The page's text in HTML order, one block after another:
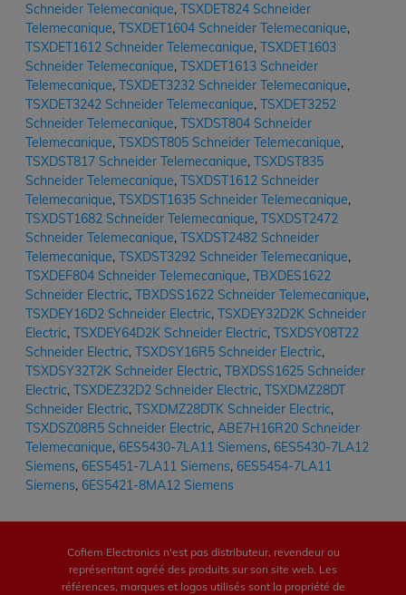
Schneider Telemecanique, TSXDET824 Schneider
Telemecanique, TSXDET1604 Schneider Telemecanique,
TSXDET1612 Schneider Telemecanique, TSXDET1603
Schneider Telemecanique, TSXDET1613 Schneider
Telemecanique, TSXDET3232 Schneider Telemecanique,
TSXDET3242 Schneider Telemecanique, TSXDET3252
Schneider Telemecanique, TSXDST804 Schneider
Telemecanique, TSXDST805 Schneider Telemecanique,
TSXDST817 Schneider Telemecanique, TSXDST835
Schneider Telemecanique, TSXDST1612 Schneider
Telemecanique, TSXDST1635 Schneider Telemecanique,
TSXDST1682 Schneider Telemecanique, TSXDST2472
Schneider Telemecanique, TSXDST2482 Schneider
Telemecanique, TSXDST3292 Schneider Telemecanique,
TSXDEF804 Schneider Telemecanique, TBXDES1622
Schneider Electric, TBXDSS1622 Schneider Telemecanique,
TSXDEY16D2 Schneider Electric, TSXDEY32D2K Schneider
Electric, TSXDEY64D2K Schneider Electric, TSXDSY08T22
Schneider Electric, TSXDSY16R5 Schneider Electric,
TSXDSY32T2K Schneider Electric, TBXDSS1625 Schneider
Electric, TSXDEZ32D2 Schneider Electric, TSXDMZ28DT
Schneider Electric, TSXDMZ28DTK Schneider Electric,
TSXDSZ08R5 Schneider Electric, ABE7H16R20 Schneider
Telemecanique, 6ES5430-7LA11 Siemens, 6ES5430-7LA12
Siemens, 6ES5451-7LA11 Siemens, 6ES5454-7LA11
Siemens, 6ES5421-8MA12 Siemens
Cofiem Electronics n'est pas distributeur, revendeur ou
représentant agréé des produits sur son site web. Les
références, marques et logos utilisés sont la propriété de